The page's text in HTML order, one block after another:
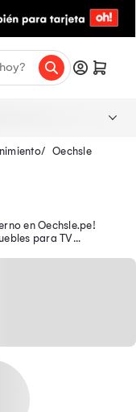
Oechsle
en Oechsle.pe!
para TV